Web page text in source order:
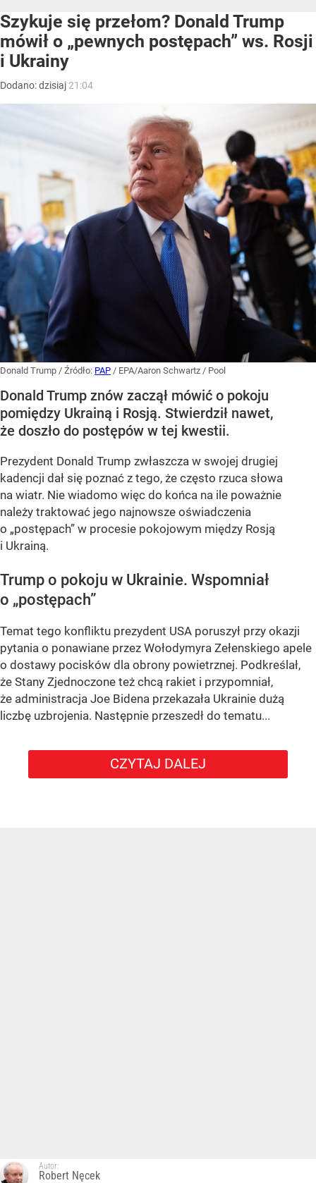
Szykuje się przełom? Donald Trump
mówił o „pewnych postępach” ws. Rosji
i Ukrainy
Dodano:dzisiaj 21:04
Donald Trump / Źródło: PAP / EPA/Aaron Schwartz / Pool
Donald Trump znów zaczął mówić o pokoju
pomiędzy Ukrainą i Rosją. Stwierdził nawet,
że doszło do postępów w tej kwestii.
Prezydent Donald Trump zwłaszcza w swojej drugiej
kadencji dał się poznać z tego, że często rzuca słowa
na wiatr. Nie wiadomo więc do końca na ile poważnie
należy traktować jego najnowsze oświadczenia
o „postępach” w procesie pokojowym między Rosją
i Ukrainą.
Trump o pokoju w Ukrainie. Wspomniał
o „postępach”
Temat tego konfliktu prezydent USA poruszył przy okazji
pytania o ponawiane przez Wołodymyra Zełenskiego apele
o dostawy pocisków dla obrony powietrznej. Podkreślał,
że Stany Zjednoczone też chcą rakiet i przypomniał,
że administracja Joe Bidena przekazała Ukrainie dużą
liczbę uzbrojenia. Następnie przeszedł do tematu...
CZYTAJ DALEJ
Autor:
Robert Nęcek